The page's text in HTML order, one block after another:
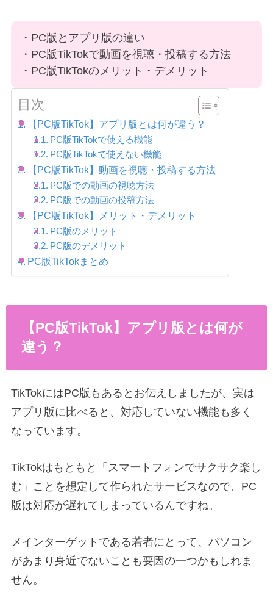
・PC版とアプリ版の違い
・PC版TikTokで動画を視聴・投稿する方法
・PC版TikTokのメリット・デメリット
目次
【PC版TikTok】アプリ版とは何が違う？
PC版TikTokで使える機能
PC版TikTokで使えない機能
【PC版TikTok】動画を視聴・投稿する方法
PC版での動画の視聴方法
PC版での動画の投稿方法
【PC版TikTok】メリット・デメリット
PC版のメリット
PC版のデメリット
PC版TikTokまとめ
【PC版TikTok】アプリ版とは何が
違う？
TikTokにはPC版もあるとお伝えしましたが、実は
アプリ版に比べると、対応していない機能も多く
なっています。
TikTokはもともと「スマートフォンでサクサク楽し
む」ことを想定して作られたサービスなので、PC
版は対応が遅れてしまっているんですね。
メインターゲットである若者にとって、パソコン
があまり身近でないことも要因の一つかもしれま
せん。